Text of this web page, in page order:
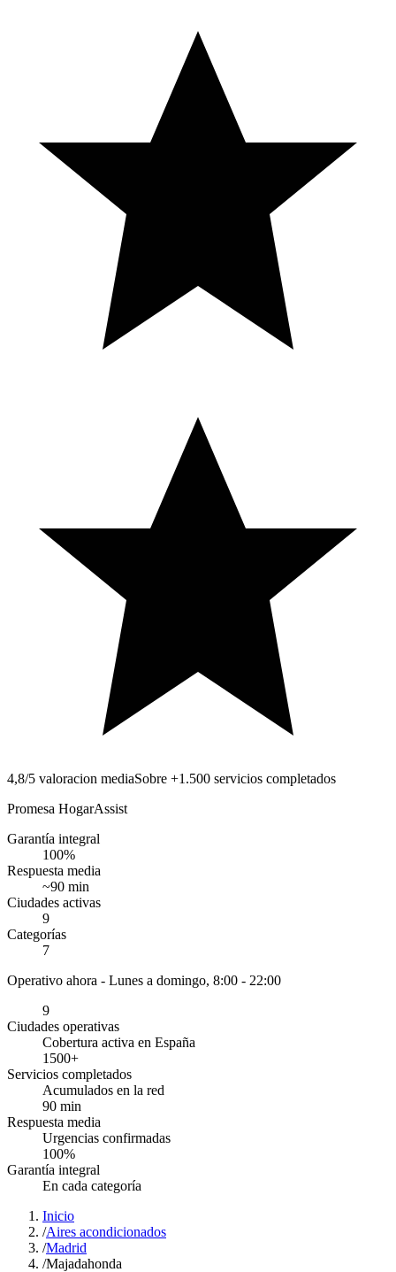
4,8/5 valoracion mediaSobre +1.500 servicios completados
Promesa HogarAssist
Garantía integral
100%
Respuesta media
~90 min
Ciudades activas
9
Categorías
7
Operativo ahora - Lunes a domingo, 8:00 - 22:00
9
Ciudades operativas
Cobertura activa en España
1500+
Servicios completados
Acumulados en la red
90 min
Respuesta media
Urgencias confirmadas
100%
Garantía integral
En cada categoría
Inicio
/Aires acondicionados
/Madrid
/Majadahonda